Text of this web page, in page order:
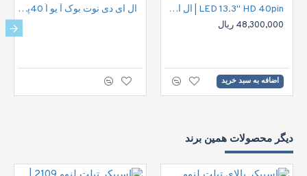
LED 13.3" HD 40pin | ال ای دی نوت بوک اچ دی 40پین
48,300,000 ریال
اضافه به سبد خرید
ال ای دی نوت بوک آ یو اُ 40پین |LED 15.6" HD 40pin
دیگر محصولات همین برند